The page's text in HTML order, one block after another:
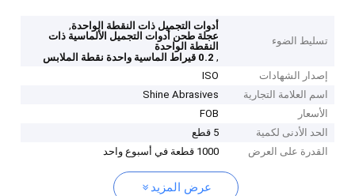
تسليط الضوء
أدوات التجميل ذات النقطة الواحدة,
عجلة طحن أدوات التجميل الألماسية ذات
النقطة الواحدة
, 0.2 قيراط الماسية واحدة نقطة الملابس
إصدار الشهادات
ISO
اسم العلامة التجارية
Shine Abrasives
الأسعار
FOB
الحد الأدنى لكمية
5 قطع
القدرة على العرض
1000 قطعة في أسبوع واحد
عرض المزيد